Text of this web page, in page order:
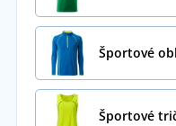
Športové
Športové